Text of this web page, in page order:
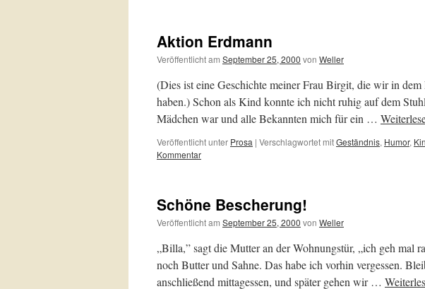
Aktion Erdmann
Veröffentlicht am September 25, 2000 von Weller
(Dies ist eine Geschichte meiner Frau Birgit, die wir in
haben.) Schon als Kind konnte ich nicht ruhig auf dem
Mädchen war und alle Bekannten mich für ein …
Veröffentlicht unter Prosa | Verschlagwortet mitGeständnis, Humor,
Kommentar
Schöne Bescherung!
Veröffentlicht am September 25, 2000 von Weller
„Billa,” sagt die Mutter an der Wohnungstür, „ich geh mal
noch Butter und Sahne. Das habe ich vorhin vergessen.
anschließend mittagessen, und später gehen wir …